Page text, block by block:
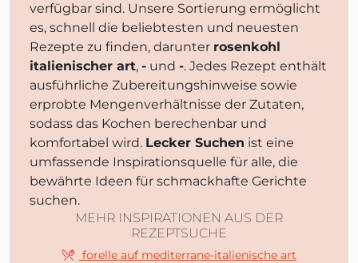
verfügbar sind. Unsere Sortierung ermöglicht
es, schnell die beliebtesten und neuesten
Rezepte zu finden, darunter rosenkohl
italienischer art, - und -. Jedes Rezept enthält
ausführliche Zubereitungshinweise sowie
erprobte Mengenverhältnisse der Zutaten,
sodass das Kochen berechenbar und
komfortabel wird. Lecker Suchen ist eine
umfassende Inspirationsquelle für alle, die
bewährte Ideen für schmackhafte Gerichte
suchen.
MEHR INSPIRATIONEN AUS DER
REZEPTSUCHE
forelle auf mediterrane-italienische art